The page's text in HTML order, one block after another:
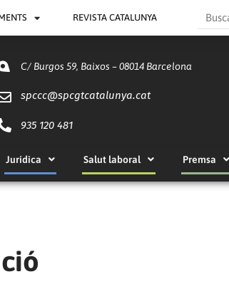
REVISTA CATALUNYA Search
C/ Burgos 59, Baixos – 08014 Barcelona
spccc@spcgtcatalunya.cat
935 120 481
Jurídica Salut laboral Premsa